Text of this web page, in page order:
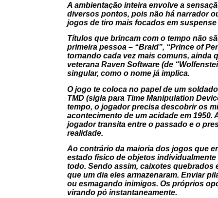
A ambientação inteira envolve a
diversos pontos, pois não há narrador
jogos de tiro mais focados em
Títulos que brincam com o tempo não
primeira pessoa – “Braid”, “Prince of
tornando cada vez mais comuns, ainda
veterana Raven Software (de
singular, como o nome já implica.
O jogo te coloca no papel de um
TMD (sigla para Time Manipulation
tempo, o jogador precisa descobrir os
acontecimento de um acidade em
jogador transita entre o passado e o
realidade.
Ao contrário da maioria dos jogos que
estado físico de objetos
todo. Sendo assim, caixotes quebrados
que um dia eles armazenaram. Enviar
ou esmagando inimigos. Os próprios
virando pó instantaneamente.